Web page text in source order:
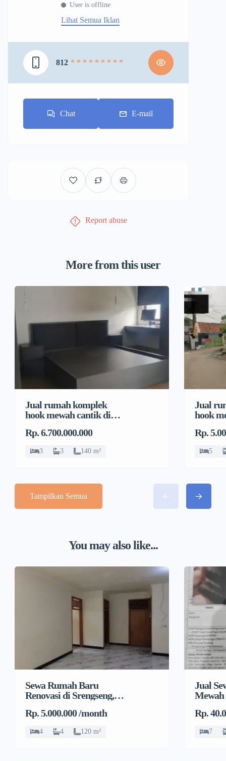
User is offline
Lihat Semua Iklan
812 * * * * * * * * *
Chat E-mail
Report abuse
More from this user
Jual rumah komplek
hook mewah cantik di
Sawit
Rp. 6.700.000.000
3 3 140 m²
Jual
hook
Sawit
Rp.
5
Tampilkan Semua
You may also like...
Sewa Rumah Baru
Renovasi di Srengseng,
Barat
Rp. 5.000.000 /month
4 4 120 m²
Jual
Mewah
Rp.
7